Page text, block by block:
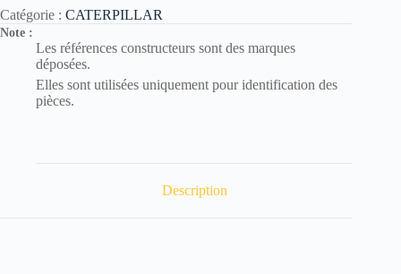
Catégorie : CATERPILLAR
Note :
Les références constructeurs sont des marques
déposées.
Elles sont utilisées uniquement pour identification des
pièces.
Description